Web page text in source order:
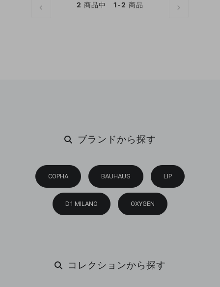
2 商品中 1-2 商品
ブランドから探す
COPHA BAUHAUS LIP
D1 MILANO OXYGEN
コレクションから探す